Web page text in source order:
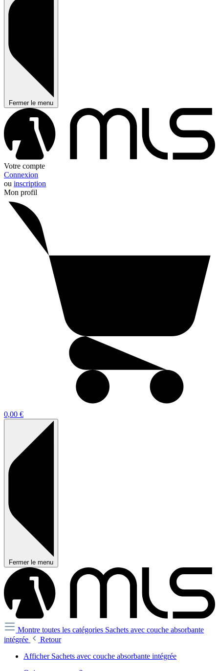
Fermer le menu
Votre compte
Connexion
ou inscription
Mon profil
0,00 €
Fermer le menu
Montre toutes les catégories Sachets avec couche absorbante
intégrée
Retour
Afficher Sachets avec couche absorbante intégrée